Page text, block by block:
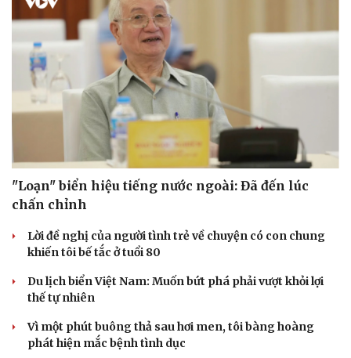
Sức khỏe
Dinh dưỡng - món ngon
Nhi khoa
Nam khoa
Làm đẹp - giảm cân
Ăn sạch sống khỏe
Đời sống
Nhà đẹp
Tình yêu - Gia đình
"Loạn" biển hiệu tiếng nước ngoài: Đã đến lúc
chấn chỉnh
Lời đề nghị của người tình trẻ về chuyện có con chung
khiến tôi bế tắc ở tuổi 80
Du lịch biển Việt Nam: Muốn bứt phá phải vượt khỏi lợi
thế tự nhiên
Vì một phút buông thả sau hơi men, tôi bàng hoàng
phát hiện mắc bệnh tình dục